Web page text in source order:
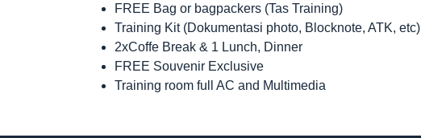
FREE Bag or bagpackers (Tas Training)
Training Kit (Dokumentasi photo, Blocknote, ATK, etc)
2xCoffe Break & 1 Lunch, Dinner
FREE Souvenir Exclusive
Training room full AC and Multimedia